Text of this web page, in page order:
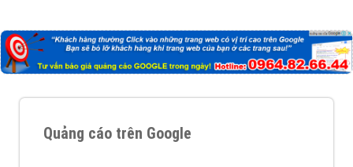
Quảng cáo trên Google